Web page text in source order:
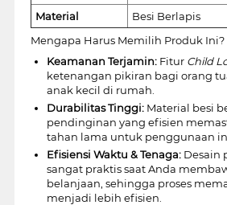
Material
Besi Berlapis
Mengapa Harus Memilih Produk Ini?
Keamanan Terjamin:Fitur Child
ketenangan pikiran bagi orang
anak kecil di rumah.
Durabilitas Tinggi:Material besi
pendinginan yang efisien
tahan lama untuk penggunaan
Efisiensi Waktu & Tenaga:Desain
sangat praktis saat Anda
belanjaan, sehingga proses
menjadi lebih efisien.